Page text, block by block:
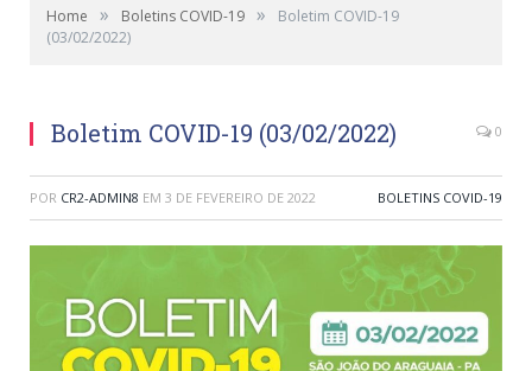
Home » Boletins COVID-19 »
Boletim COVID-19
(03/02/2022)
Boletim COVID-19 (03/02/2022) 0
POR CR2-ADMIN8 EM 3 DE FEVEREIRO DE 2022 BOLETINS COVID-19